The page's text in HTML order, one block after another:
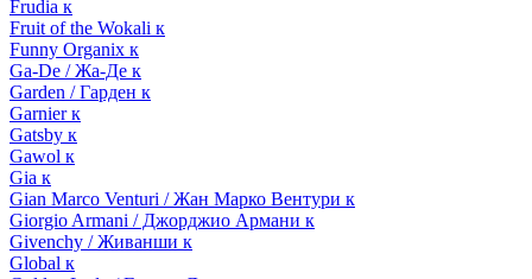
Frudia к
Fruit of the Wokali к
Funny Organix к
Ga-De / Жа-Де к
Garden / Гарден к
Garnier к
Gatsby к
Gawol к
Gia к
Gian Marco Venturi / Жан Марко Вентури к
Giorgio Armani / Джорджио Армани к
Givenchy / Живанши к
Global к